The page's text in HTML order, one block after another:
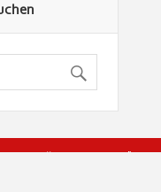
Gesellschaft (BGG)